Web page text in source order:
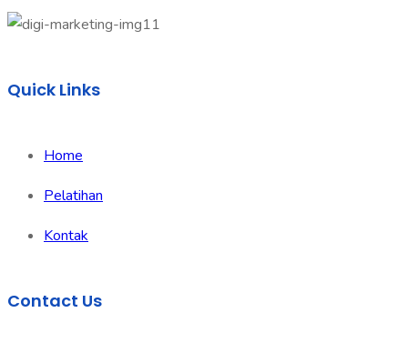
Quick Links
Home
Pelatihan
Kontak
Contact Us